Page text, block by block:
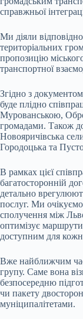
справжньої
Ми діяли
територіальних
пропозицію
транспортної
Згідно з
буде плідно
Мурованською,
громадами. Також
Новояричівська
Городоцька та
В рамках цієї
багатосторонній
детально
послуг. Ми
сполучення між
оптимізує
доступним для
Вже найближчим
групу. Саме вона
безпосередню
чи пакету
муніципалітетами.